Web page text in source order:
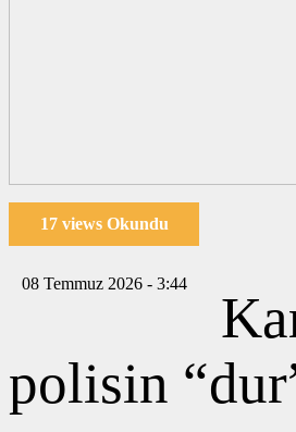
17 views Okundu
08 Temmuz 2026 - 3:44
polisin